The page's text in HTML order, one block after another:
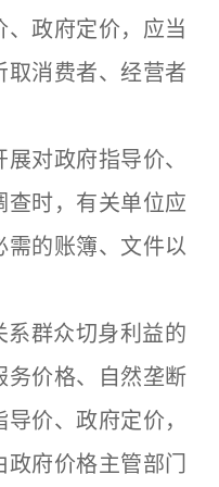
、政府定价，应当
取消费者、经营者
对政府指导价、
查时，有关单位应
需的账簿、文件以
群众切身利益的
务价格、自然垄断
价、政府定价，
府价格主管部门